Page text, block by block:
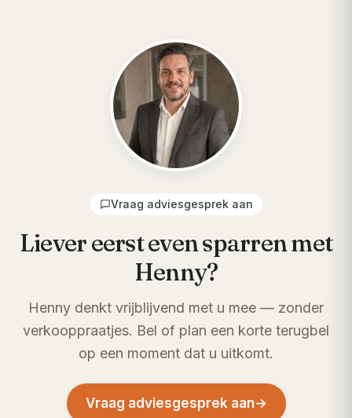
Vraag adviesgesprek aan
Liever eerst even sparren met
Henny?
Henny denkt vrijblijvend met u mee — zonder
verkooppraatjes. Bel of plan een korte terugbel
op een moment dat u uitkomt.
Vraag adviesgesprek aan→